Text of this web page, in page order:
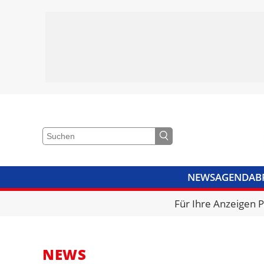
NEWSAGENDA
VIDEOSBIBLIOTHEK
Für Ihre Anzeigen
NEWS